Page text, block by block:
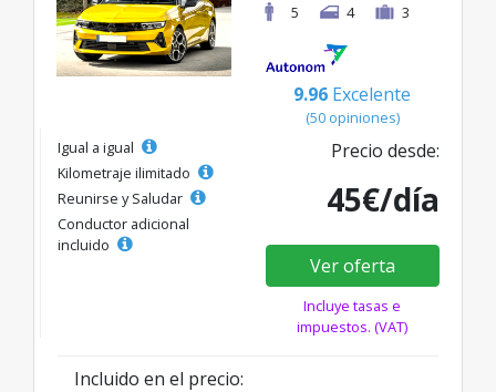
5
4 3
9.96 Excelente
(50 opiniones)
Igual a igual
Kilometraje ilimitado
Reunirse y Saludar
Conductor adicional
incluido
Precio desde:
45€/día
Ver oferta
Incluye tasas e
impuestos. (VAT)
Incluido en el precio: